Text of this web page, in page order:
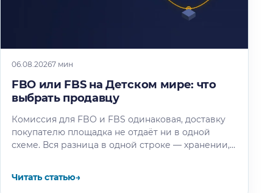
06.08.20267 мин
FBO или FBS на Детском мире: что
выбрать продавцу
Комиссия для FBO и FBS одинаковая, доставку
покупателю площадка не отдаёт ни в одной
схеме. Вся разница в одной строке — хранении,
Читать статью→